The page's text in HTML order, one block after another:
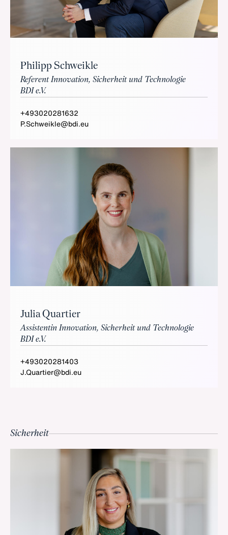
Philipp Schweikle
Referent Innovation, Sicherheit und Technologie
BDI e.V.
+493020281632
P.Schweikle@bdi.eu
Julia Quartier
Assistentin Innovation, Sicherheit und Technologie
BDI e.V.
+493020281403
J.Quartier@bdi.eu
Sicherheit